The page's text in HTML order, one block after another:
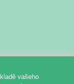
vašeho